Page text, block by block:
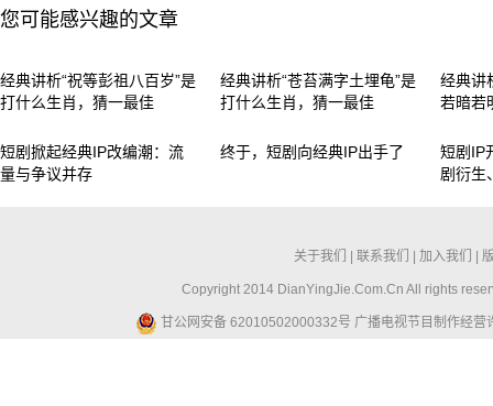
您可能感兴趣的文章
经典讲析“祝等彭祖八百岁”是
打什么生肖，猜一最佳
经典讲析“苍苔满字土埋龟”是
打什么生肖，猜一最佳
经典讲
若暗若
短剧掀起经典IP改编潮：流
量与争议并存
终于，短剧向经典IP出手了
短剧IP
剧衍生
关于我们 联系我们 加入我们
Copyright 2014 DianYingJie.Com.Cn All rights
甘公网安备 62010502000332号 广播电视节目制作经